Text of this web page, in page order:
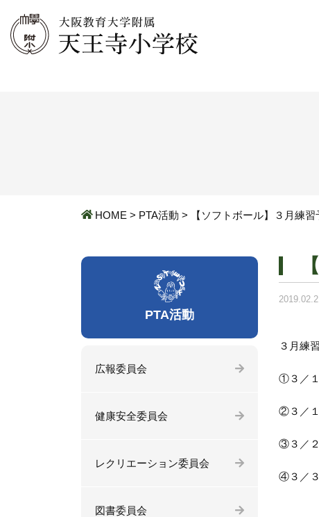
HOME > PTA活動 > 【ソフトボール】３月練習
３月練
①３／
②３／
③３／
④３／
PTA活動
広報委員会
健康安全委員会
レクリエーション委員会
図書委員会